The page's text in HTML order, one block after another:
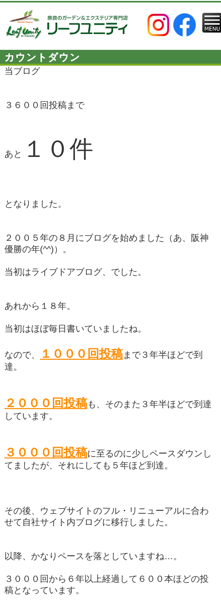
カウントダウン
当ブログ
３６００回投稿まで
あと １０件
となりました。
２００５年の８月にブログを始めました（あ、阪神
優勝の年(^^)）。
当初はライブドアブログ、でした。
あれから１８年。
当初はほぼ毎日書いていましたね。
なので、 １０００回投稿まで３年半ほどで到
達。
２０００回投稿も、そのまた３年半ほどで到達
しています。
３０００回投稿に至るのに少しペースダウンし
てましたが、それにしても５年ほど到達。
その後、ウェブサイトのフル・リニューアルに合わ
せて自社サイト内ブログに移行しました。
以降、かなりペースを落としていますね…。
３０００回から６年以上経過して６００本ほどの投
稿となっています。